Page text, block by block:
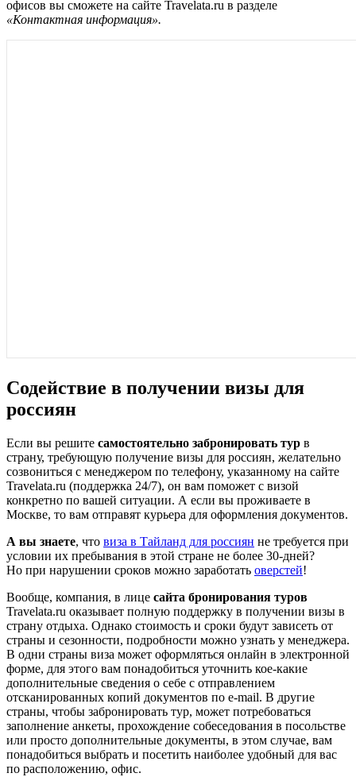
офисов вы сможете на сайте Travelata.ru в разделе
«Контактная информация».
Содействие в получении визы для
россиян
Если вы решите самостоятельно забронировать тур в
страну, требующую получение визы для россиян, желательно
созвониться с менеджером по телефону, указанному на сайте
Travelata.ru (поддержка 24/7), он вам поможет с визой
конкретно по вашей ситуации. А если вы проживаете в
Москве, то вам отправят курьера для оформления документов.
А вы знаете, что виза в Тайланд для россиян не требуется при
условии их пребывания в этой стране не более 30-дней?
Но при нарушении сроков можно заработать оверстей!
Вообще, компания, в лице сайта бронирования туров
Travelata.ru оказывает полную поддержку в получении визы в
страну отдыха. Однако стоимость и сроки будут зависеть от
страны и сезонности, подробности можно узнать у менеджера.
В одни страны виза может оформляться онлайн в электронной
форме, для этого вам понадобиться уточнить кое-какие
дополнительные сведения о себе с отправлением
отсканированных копий документов по e-mail. В другие
страны, чтобы забронировать тур, может потребоваться
заполнение анкеты, прохождение собеседования в посольстве
или просто дополнительные документы, в этом случае, вам
понадобиться выбрать и посетить наиболее удобный для вас
по расположению, офис.